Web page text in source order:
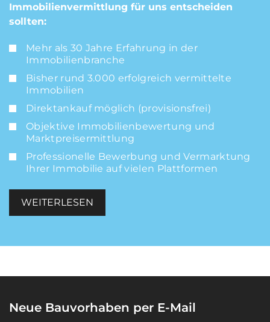
Immobilienvermittlung für uns entscheiden
sollten:
Mehr als 30 Jahre Erfahrung in der
Immobilienbranche
Bisher rund 3.000 erfolgreich vermittelte
Immobilien
Direktankauf möglich (provisionsfrei)
Objektive Immobilienbewertung und
Marktpreisermittlung
Professionelle Bewerbung und Vermarktung
Ihrer Immobilie auf vielen Plattformen
WEITERLESEN
Neue Bauvorhaben per E-Mail